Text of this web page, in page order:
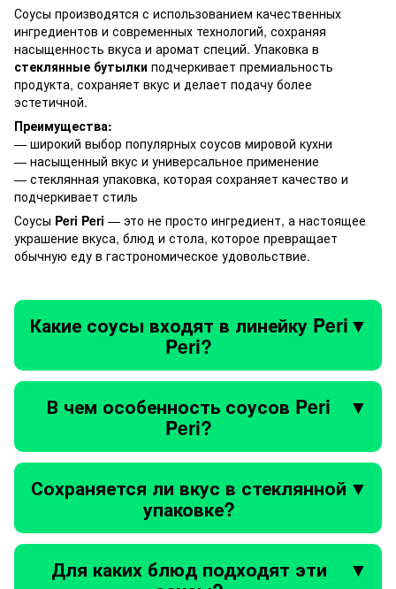
Соусы производятся с использованием качественных
ингредиентов и современных технологий, сохраняя
насыщенность вкуса и аромат специй. Упаковка в
стеклянные бутылки подчеркивает премиальность
продукта, сохраняет вкус и делает подачу более
эстетичной.
Преимущества:
— широкий выбор популярных соусов мировой кухни
— насыщенный вкус и универсальное применение
— стеклянная упаковка, которая сохраняет качество и
подчеркивает стиль
Соусы Peri Peri — это не просто ингредиент, а настоящее
украшение вкуса, блюд и стола, которое превращает
обычную еду в гастрономическое удовольствие.
Какие соусы входят в линейку Peri
Peri?
▼
В линейке представлены популярные соусы: ткемали,
кетчуп, цезарь, сацебели, манго-чили, кунжутный, BBQ,
чесночный и устричный.
В чем особенность соусов Peri
Peri?
▼
Это натуральные соусы с насыщенным вкусом,
созданные по мировым рецептам и подходящие для
разных блюд.
Сохраняется ли вкус в стеклянной
упаковке?
▼
Да, стеклянная упаковка лучше сохраняет вкус, аромат
и качество продукта.
Для каких блюд подходят эти
▼